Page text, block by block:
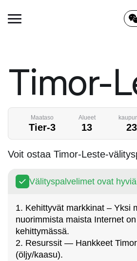
Timor-
Maataso
Tier-3
Alueet
13 23
Voit ostaa Timor-Leste-
Välityspalvelimet ovat
1. Kehittyvät markkinat – Yksi
nuorimmista maista Internet
kehittymässä.
2. Resurssit — Hankkeet
(öljy/kaasu).